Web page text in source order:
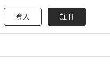
登入 註冊